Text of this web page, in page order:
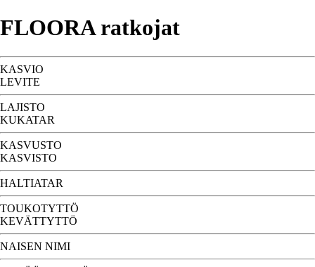
FLOORA ratkojat
KASVIO
LEVITE
LAJISTO
KUKATAR
KASVUSTO
KASVISTO
HALTIATAR
TOUKOTYTTÖ
KEVÄTTYTTÖ
NAISEN NIMI